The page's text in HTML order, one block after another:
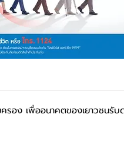
รอง เพื่ออนาคตของเยาวชนรั